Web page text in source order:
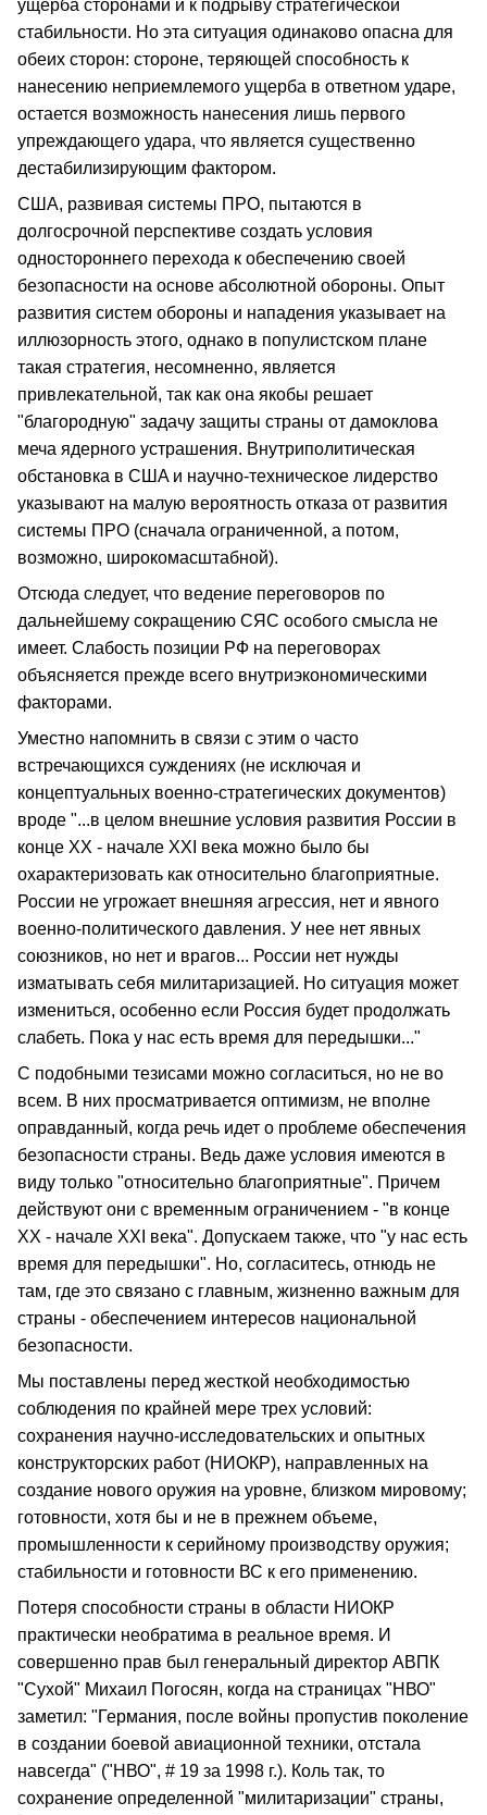
ущерба сторонами и к подрыву стратегической
стабильности. Но эта ситуация одинаково опасна для
обеих сторон: стороне, теряющей способность к
нанесению неприемлемого ущерба в ответном ударе,
остается возможность нанесения лишь первого
упреждающего удара, что является существенно
дестабилизирующим фактором.
США, развивая системы ПРО, пытаются в
долгосрочной перспективе создать условия
одностороннего перехода к обеспечению своей
безопасности на основе абсолютной обороны. Опыт
развития систем обороны и нападения указывает на
иллюзорность этого, однако в популистском плане
такая стратегия, несомненно, является
привлекательной, так как она якобы решает
"благородную" задачу защиты страны от дамоклова
меча ядерного устрашения. Внутриполитическая
обстановка в CШA и научно-техническое лидерство
указывают на малую вероятность отказа от развития
системы ПРО (сначала ограниченной, а потом,
возможно, широкомасштабной).
Отсюда следует, что ведение переговоров по
дальнейшему сокращению СЯС особого смысла не
имеет. Слабость позиции РФ на переговорах
объясняется прежде всего внутриэкономическими
факторами.
Уместно напомнить в связи с этим о часто
встречающихся суждениях (не исключая и
концептуальных военно-стратегических документов)
вроде "...в целом внешние условия развития России в
конце XX - начале XXI века можно было бы
охарактеризовать как относительно благоприятные.
России не угрожает внешняя агрессия, нет и явного
военно-политического давления. У нее нет явных
союзников, но нет и врагов... России нет нужды
изматывать себя милитаризацией. Но ситуация может
измениться, особенно если Россия будет продолжать
слабеть. Пока у нас есть время для передышки..."
С подобными тезисами можно согласиться, но не во
всем. В них просматривается оптимизм, не вполне
оправданный, когда речь идет о проблеме обеспечения
безопасности страны. Ведь даже условия имеются в
виду только "относительно благоприятные". Причем
действуют они с временным ограничением - "в конце
XX - начале XXI века". Допускаем также, что "у нас есть
время для передышки". Но, согласитесь, отнюдь не
там, где это связано с главным, жизненно важным для
страны - обеспечением интересов национальной
безопасности.
Мы поставлены перед жесткой необходимостью
соблюдения по крайней мере трех условий:
сохранения научно-исследовательских и опытных
конструкторских работ (НИОКР), направленных на
создание нового оружия на уровне, близком мировому;
готовности, хотя бы и не в прежнем объеме,
промышленности к серийному производству оружия;
стабильности и готовности ВС к его применению.
Потеря способности страны в области НИОКР
практически необратима в реальное время. И
совершенно прав был генеральный директор АВПК
"Сухой" Михаил Погосян, когда на страницах "НВО"
заметил: "Германия, после войны пропустив поколение
в создании боевой авиационной техники, отстала
навсегда" ("НВО", # 19 за 1998 г.). Коль так, то
сохранение определенной "милитаризации" страны,